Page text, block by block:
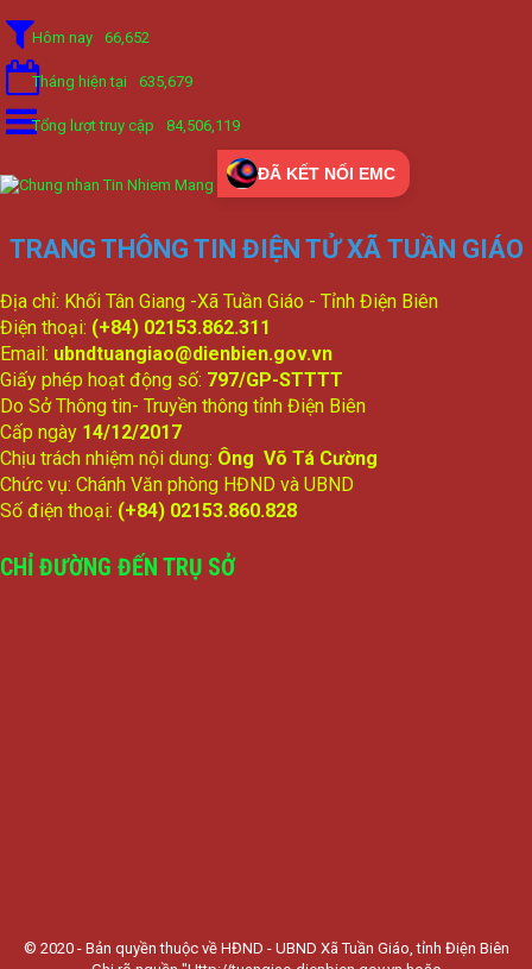
Hôm nay 66,652
Tháng hiện tại 635,679
Tổng lượt truy cập 84,506,119
ĐÃ KẾT NỐI EMC
TRANG THÔNG TIN ĐIỆN TỬ XÃ TUẦN GIÁO
Địa chỉ: Khối Tân Giang -Xã Tuần Giáo - Tỉnh Điện Biên
Điện thoại: (+84) 02153.862.311
Email: ubndtuangiao@dienbien.gov.vn
Giấy phép hoạt động số: 797/GP-STTTT
Do Sở Thông tin- Truyền thông tỉnh Điện Biên
Cấp ngày 14/12/2017
Chịu trách nhiệm nội dung: Ông Võ Tá Cường
Chức vụ: Chánh Văn phòng HĐND và UBND
Số điện thoại: (+84) 02153.860.828
CHỈ ĐƯỜNG ĐẾN TRỤ SỞ
© 2020 - Bản quyền thuộc về HĐND - UBND Xã Tuần Giáo, tỉnh Điện Biên